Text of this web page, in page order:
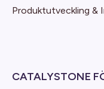
Produktutveckling &
CATALYSTONE